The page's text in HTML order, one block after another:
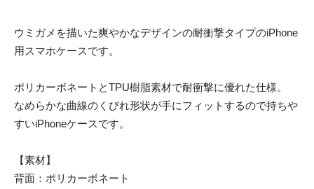
ウミガメを描いた爽やかなデザインの耐衝撃タイプのiPhone
用スマホケースです。
ポリカーボネートとTPU樹脂素材で耐衝撃に優れた仕様。
なめらかな曲線のくびれ形状が手にフィットするので持ちや
すいiPhoneケースです。
【素材】
背面：ポリカーボネート